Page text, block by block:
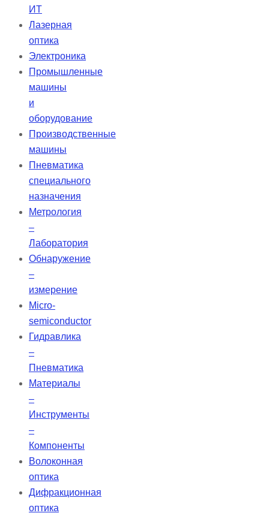
ИТ
Лазерная
оптика
Электроника
Промышленные
машины
и
оборудование
Производственные
машины
Пневматика
специального
назначения
Метрология
–
Лаборатория
Обнаружение
–
измерение
Micro-
semiconductor
Гидравлика
–
Пневматика
Материалы
–
Инструменты
–
Компоненты
Волоконная
оптика
Дифракционная
оптика